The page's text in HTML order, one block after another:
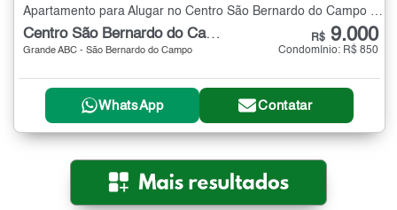
Apartamento para Alugar no Centro São Bernardo do Campo com 3 quartos - 123 m²
Centro São Bernardo do Campo
Grande ABC - São Bernardo do Campo
R$ 9.000
Condomínio: R$ 850
WhatsApp Contatar